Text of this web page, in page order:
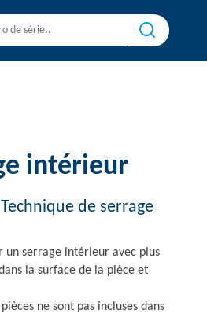
intérieur
de serrage
un serrage intérieur avec plus
la surface de la pièce et
ne sont pas incluses dans